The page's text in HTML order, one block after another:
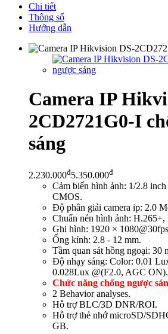
Chi tiết
Thông số
Hướng dẫn
Camera IP
2CD2721G0-I
sáng
2.230.000đ5.350.000đ
Cảm biến hình ảnh: 1/2.8 inch
CMOS.
Độ phân giải camera ip: 2.0
Chuẩn nén hình ảnh:
Ghi hình: 1920 ×
Ống kính: 2.8 - 12 mm.
Tầm quan sát hồng ngoại: 30
Độ nhạy sáng: Color: 0.01
0.028Lux @(F2.0, AGC ON).
Chức năng chống ngược
2 Behavior analyses.
Hỗ trợ BLC/3D DNR/ROI.
Hỗ trợ thẻ nhớ microSD/
GB.